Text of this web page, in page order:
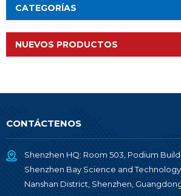
CATEGORÍAS
NUEVOS PRODUCTOS
CONTÁCTENOS
Shenzhen HQ: Room 503, Podium
Shenzhen Bay Science and
Nanshan District, Shenzhen,